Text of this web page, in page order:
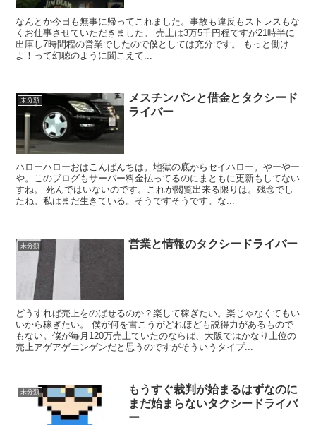
なんとか今日も無事に帰ってこれました。事故も違反もストレスもな
くお仕事させていただきました。 売上は3万5千円程ですが21時半に
出庫し7時間程の営業でしたので僕としては充分です。 もっと働け
よ！って幻聴のように聞こえて...
未分類
メスチンパンと借金とタクシード
ライバー
ハローハローおはこんばんちは。地獄の底からセイハロー。やーやー
や。このブログもサーバー料金払ってるのにまともに更新もしてない
すね。 死んではいないのです。これが閲覧出来る限りは。残念でし
たね。私はまだ生きている。そうですそうです。な...
未分類 営業と情報のタクシードライバー
どうすれば売上をのばせるのか？楽して稼ぎたい。楽じゃなくてもい
いから稼ぎたい。 僕が何を書こうがどれほども説得力があるもので
もない。僕が毎月120万売上ていたのならば、大阪ではかなり上位の
売上アゲアゲニンゲンだと思うのですがそういうタイプ...
未分類
もうすぐ裁判が始まるはずなのに
まだ始まらないタクシードライバ
ー